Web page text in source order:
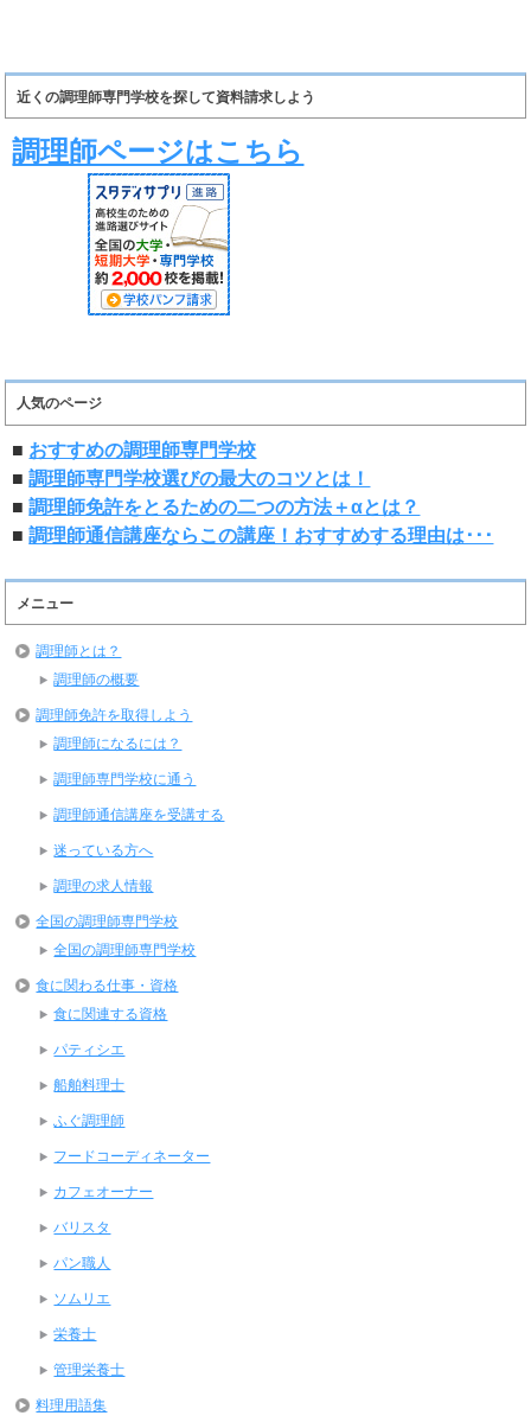
近くの調理師専門学校を探して資料請求しよう
調理師ページはこちら
人気のページ
■ おすすめの調理師専門学校
■調理師専門学校選びの最大のコツとは！
■調理師免許をとるための二つの方法＋αとは？
■調理師通信講座ならこの講座！おすすめする理由は･･･
メニュー
調理師とは？
調理師の概要
調理師免許を取得しよう
調理師になるには？
調理師専門学校に通う
調理師通信講座を受講する
迷っている方へ
調理の求人情報
全国の調理師専門学校
全国の調理師専門学校
食に関わる仕事・資格
食に関連する資格
パティシエ
船舶料理士
ふぐ調理師
フードコーディネーター
カフェオーナー
バリスタ
パン職人
ソムリエ
栄養士
管理栄養士
料理用語集